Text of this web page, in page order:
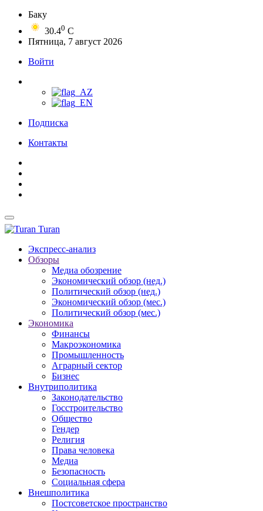
Баку
30.40 C
Пятница, 7 август 2026
Войти
Подписка
Контакты
Turan
Экспресс-анализ
Обзоры
Медиа обозрение
Экономический обзор (нед.)
Политический обзор (нед.)
Экономический обзор (мес.)
Политический обзор (мес.)
Экономика
Финансы
Макроэкономика
Промышленность
Аграрный сектор
Бизнес
Внутриполитика
Законодательство
Госстроительство
Общество
Гендер
Религия
Права человека
Медиа
Безопасность
Социальная сфера
Внешполитика
Постсоветское пространство